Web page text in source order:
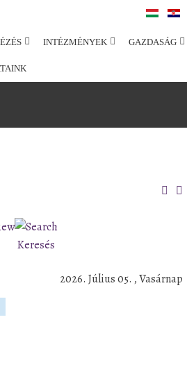
INTÉZMÉNYEK GAZDASÁG
Keresés
2026. Július 05. , Vasárnap